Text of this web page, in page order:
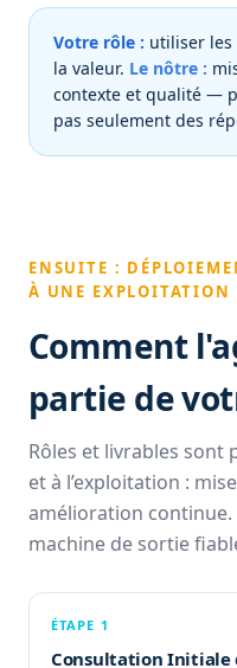
Votre rôle : utiliser
la valeur. Le nôtre :
contexte et qualité —
pas seulement des
ENSUITE :
À UNE EXPLOITATION
Comment
partie de
Rôles et livrables sont
et à l’exploitation :
amélioration
machine de sortie
ÉTAPE 1
Consultation Initiale